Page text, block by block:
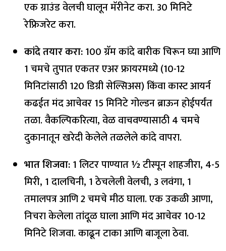
एक ग्राउंड वेलची घालून मॅरीनेट करा. 30 मिनिटे
रेफ्रिजरेट करा.
कांदे तयार करा:100 ग्रॅम कांदे बारीक चिरून घ्या आणि
1 चमचे तुपात एकतर एअर फ्रायरमध्ये (10-12
मिनिटांसाठी 120 डिग्री सेल्सिअस) किंवा कास्ट आयर्न
कढईत मंद आचेवर 15 मिनिटे गोल्डन ब्राऊन होईपर्यंत
तळा. वैकल्पिकरित्या, वेळ वाचवण्यासाठी 4 चमचे
दुकानातून खरेदी केलेले तळलेले कांदे वापरा.
भात शिजवा:1 लिटर पाण्यात ½ टीस्पून शाहजीरा, 4-5
मिरी, 1 दालचिनी, 1 ठेचलेली वेलची, 3 लवंगा, 1
तमालपत्र आणि 2 चमचे मीठ घाला. एक उकळी आणा,
निचरा केलेला तांदूळ घाला आणि मंद आचेवर 10-12
मिनिटे शिजवा. काढून टाका आणि बाजूला ठेवा.